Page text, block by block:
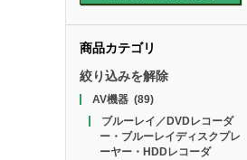
商品カテゴリ
絞り込みを解除
AV機器(89)
ブルーレイ／DVDレコーダ
ー・ブルーレイディスクプレ
ーヤー・HDDレコーダ